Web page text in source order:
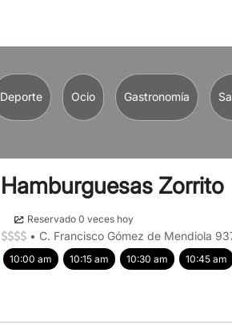
Deporte Ocio Gastronomía
Hamburguesas Zorrito
Reservado 0 veces hoy
• C. Francisco Gómez de Mendiola
10:00 am 10:15 am 10:30 am 10:45 am